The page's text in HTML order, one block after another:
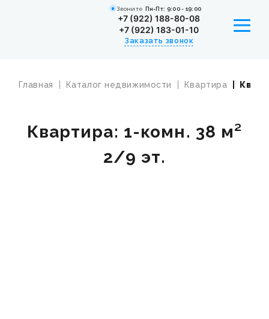
Звоните Пн-Пт: 9:00 - 19:00
+7 (922) 188-80-08
+7 (922) 183-01-10
Заказать звонок
УСЛУГИ
Главная Каталог недвижимости Квартира
Квартира: 1-комн. 38 м²
2/9 эт.